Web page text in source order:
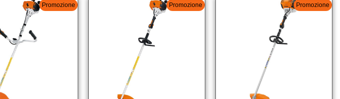
Promozione Promozione Promozione